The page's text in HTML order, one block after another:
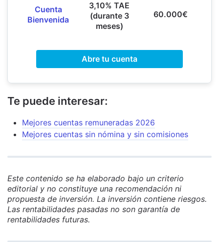
Cuenta
Bienvenida
3,10% TAE
(durante 3
meses)
60.000€
Abre tu cuenta
Te puede interesar:
Mejores cuentas remuneradas 2026
Mejores cuentas sin nómina y sin comisiones
Este contenido se ha elaborado bajo un criterio
editorial y no constituye una recomendación ni
propuesta de inversión. La inversión contiene riesgos.
Las rentabilidades pasadas no son garantía de
rentabilidades futuras.